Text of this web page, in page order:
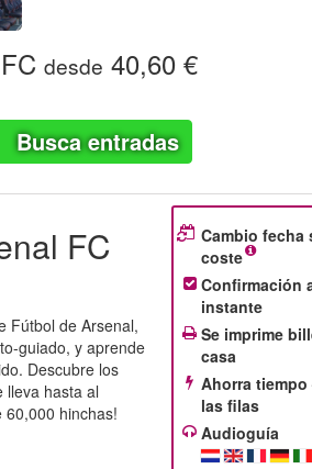
desde 40,60 €
Busca entradas
FC
Fútbol de Arsenal,
guiado, y aprende
Descubre los
lleva hasta al
hinchas!
Cambio fecha
coste
Confirmación
instante
Se imprime
casa
Ahorra tiempo
las filas
Audioguía